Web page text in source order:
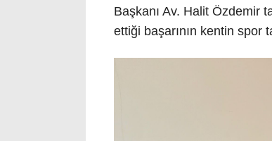
Başkanı Av. Halit Özdemir
ettiği başarının kentin spor